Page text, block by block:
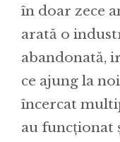
în doar zece
arată o
abandonată,
ce ajung la
încercat
au funcționat